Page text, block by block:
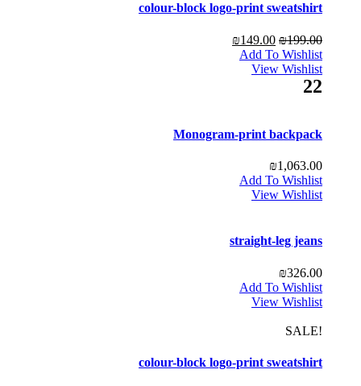
colour-block logo-print sweatshirt
₪199.00
₪149.00
Add To Wishlist
View Wishlist
22
Monogram-print backpack
₪1,063.00
Add To Wishlist
View Wishlist
straight-leg jeans
₪326.00
Add To Wishlist
View Wishlist
!SALE
colour-block logo-print sweatshirt